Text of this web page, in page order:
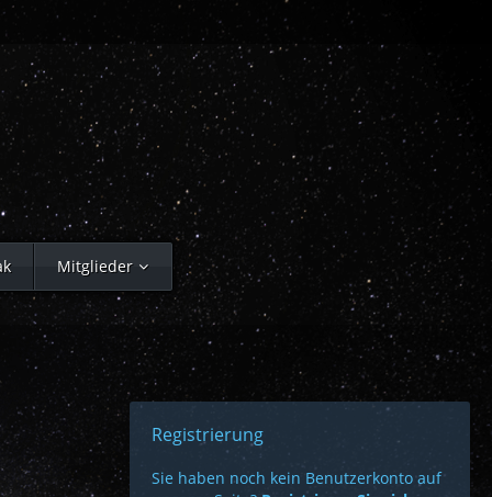
Mitglieder
Registrierung
Sie haben noch kein Benutzerkonto auf